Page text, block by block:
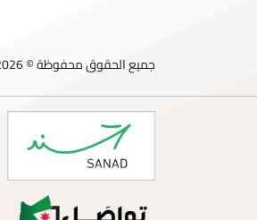
جميع الحقوق محفوظة © 2026 مجلس الأعيان